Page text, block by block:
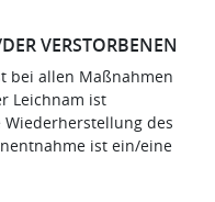
VERSTORBENEN
bei allen Maßnahmen
Leichnam ist
des
ist ein/eine